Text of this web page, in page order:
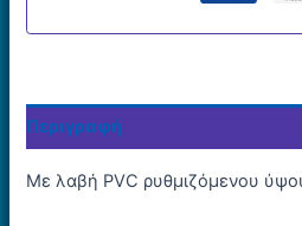
Περιγραφή
Με λαβή PVC ρυθμιζόμενου